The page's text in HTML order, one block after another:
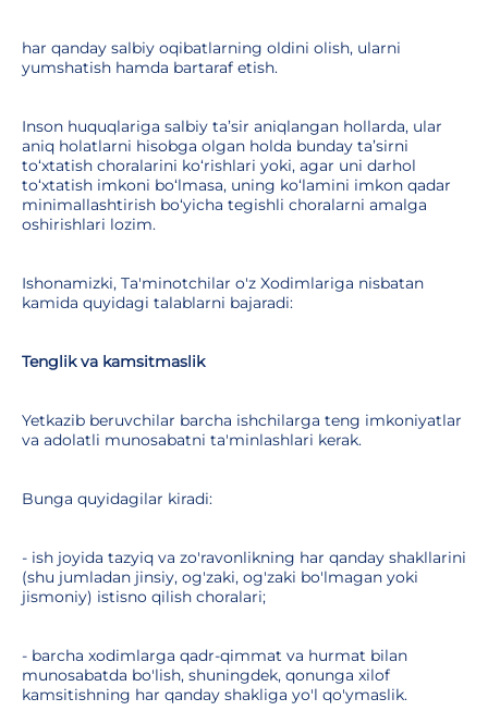
har qanday salbiy oqibatlarning oldini olish, ularni
yumshatish hamda bartaraf etish.
Inson huquqlariga salbiy ta’sir aniqlangan hollarda, ular
aniq holatlarni hisobga olgan holda bunday ta’sirni
to‘xtatish choralarini ko‘rishlari yoki, agar uni darhol
to‘xtatish imkoni bo‘lmasa, uning ko‘lamini imkon qadar
minimallashtirish bo‘yicha tegishli choralarni amalga
oshirishlari lozim.
Ishonamizki, Ta'minotchilar o'z Xodimlariga nisbatan
kamida quyidagi talablarni bajaradi:
Tenglik va kamsitmaslik
Yetkazib beruvchilar barcha ishchilarga teng imkoniyatlar
va adolatli munosabatni ta'minlashlari kerak.
Bunga quyidagilar kiradi:
- ish joyida tazyiq va zo'ravonlikning har qanday shakllarini
(shu jumladan jinsiy, og'zaki, og'zaki bo'lmagan yoki
jismoniy) istisno qilish choralari;
- barcha xodimlarga qadr-qimmat va hurmat bilan
munosabatda bo'lish, shuningdek, qonunga xilof
kamsitishning har qanday shakliga yo'l qo'ymaslik.